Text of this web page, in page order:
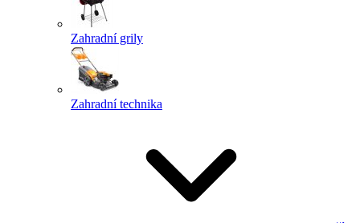
Zahradní grily
Zahradní technika